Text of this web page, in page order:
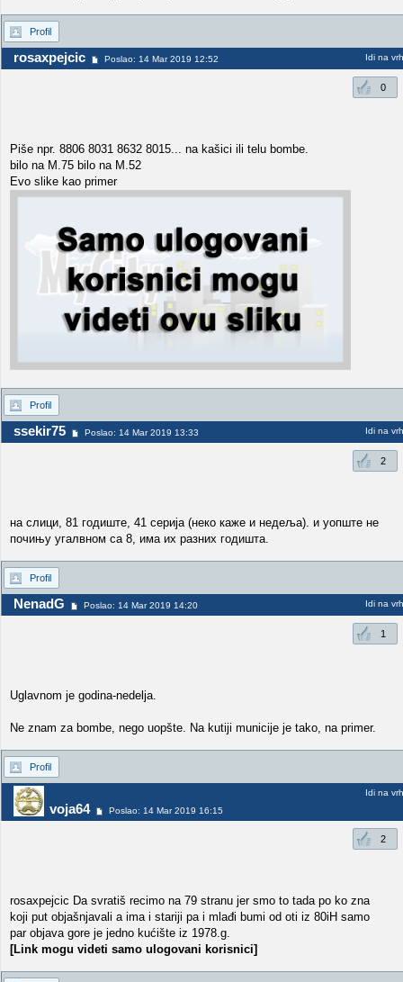
Profil
rosaxpejcic Poslao: 14 Mar 2019 12:52 Idi na vrh
0
Piše npr. 8806 8031 8632 8015... na kašici ili telu bombe.
bilo na M.75 bilo na M.52
Evo slike kao primer
Profil
ssekir75 Poslao: 14 Mar 2019 13:33 Idi na vrh
2
на слици, 81 годиште, 41 серија (неко каже и недеља). и уопште не
почињу угалвном са 8, има их разних годишта.
Profil
NenadG Poslao: 14 Mar 2019 14:20 Idi na vrh
1
Uglavnom je godina-nedelja.
Ne znam za bombe, nego uopšte. Na kutiji municije je tako, na primer.
Profil
voja64 Poslao: 14 Mar 2019 16:15
Idi na vrh
2
rosaxpejcic Da svratiš recimo na 79 stranu jer smo to tada po ko zna
koji put objašnjavali a ima i stariji pa i mlađi bumi od oti iz 80iH samo
par objava gore je jedno kućište iz 1978.g.
[Link mogu videti samo ulogovani korisnici]